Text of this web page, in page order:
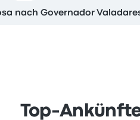
nach Governador
Top-